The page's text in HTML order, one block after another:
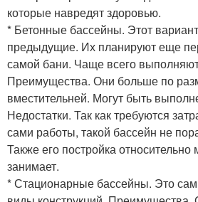
которые навредят здоровью.
* Бетонные бассейны. Этот
предыдущие. Их планируют еще
самой бани. Чаще всего
Преимущества. Они больше по
вместительней. Могут быть
Недостатки. Так как требуются
сами работы, такой бассейн не
Также его постройка
занимает.
* Стационарные бассейны. Это